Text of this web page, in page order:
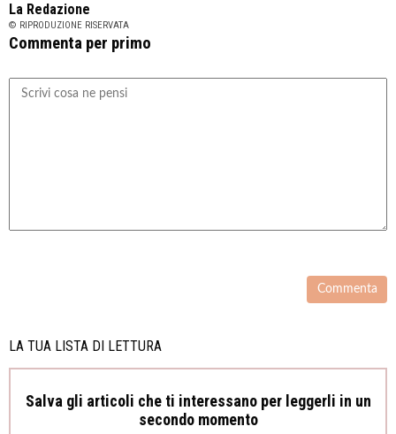
La Redazione
© RIPRODUZIONE RISERVATA
Commenta per primo
LA TUA LISTA DI LETTURA
Salva gli articoli che ti interessano per leggerli in un
secondo momento